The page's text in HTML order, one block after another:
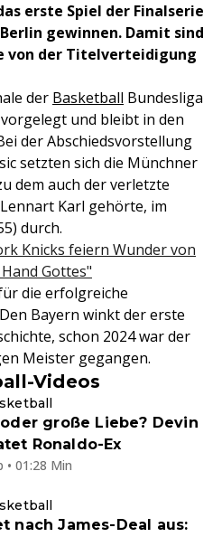
erste Spiel der Finalserie
gewinnen. Damit sind
von der Titelverteidigung
der Basketball Bundesliga
und bleibt in den
der Abschiedsvorstellung
setzten sich die Münchner
dem auch der verletzte
Karl gehörte, im
durch.
Knicks feiern Wunder von
Gottes"
die erfolgreiche
Bayern winkt der erste
schon 2024 war der
Meister gegangen.
Videos
oder große Liebe? Devin
Ronaldo-Ex
• 01:28 Min
nach James-Deal aus: